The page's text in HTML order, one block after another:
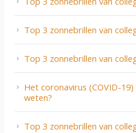
Top 3 zonnebrillen van
Top 3 zonnebrillen van
Het coronavirus (COVID-
weten?
Top 3 zonnebrillen van